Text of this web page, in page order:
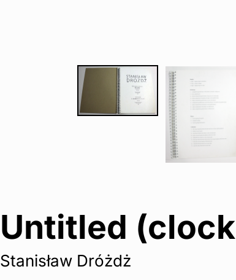
Untitled
Stanisław Dróżdż